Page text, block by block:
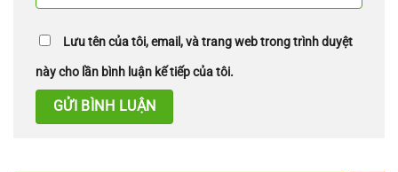
Lưu tên của tôi, email, và trang web trong trình duyệt
này cho lần bình luận kế tiếp của tôi.